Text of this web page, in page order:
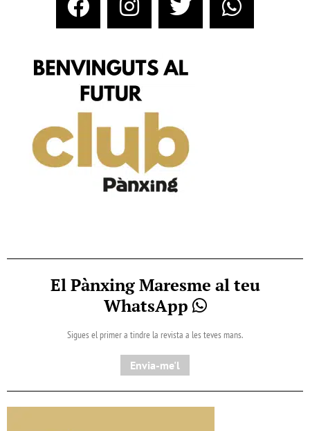
El Pànxing Maresme al teu
WhatsApp
Sigues el primer a tindre la revista a les teves mans.
Envia-me'l